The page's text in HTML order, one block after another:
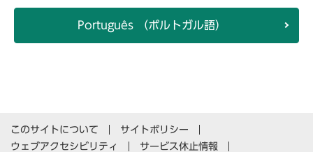
Português （ポルトガル語）
このサイトについて
サイトポリシー
ウェブアクセシビリティ
サービス休止情報